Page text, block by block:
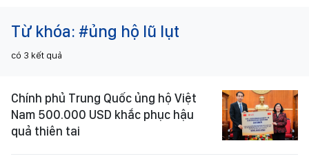
Từ khóa: #ủng hộ lũ lụt
có 3 kết quả
Chính phủ Trung Quốc ủng hộ Việt
Nam 500.000 USD khắc phục hậu
quả thiên tai